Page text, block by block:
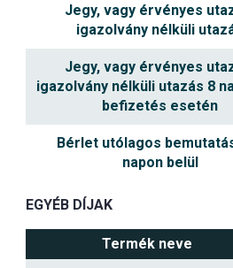
Jegy, vagy érvényes
igazolvány nélküli
Jegy, vagy érvényes
igazolvány nélküli utazás 8
befizetés esetén
Bérlet utólagos
napon belül
EGYÉB DÍJAK
Termék neve